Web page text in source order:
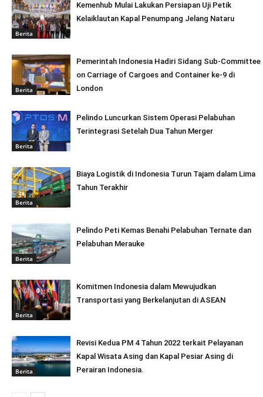
Berita
Kemenhub Mulai Lakukan Persiapan Uji Petik
Kelaiklautan Kapal Penumpang Jelang Nataru
Berita
Pemerintah Indonesia Hadiri Sidang Sub-Committee
on Carriage of Cargoes and Container ke-9 di
London
Berita
Pelindo Luncurkan Sistem Operasi Pelabuhan
Terintegrasi Setelah Dua Tahun Merger
Berita
Biaya Logistik di Indonesia Turun Tajam dalam Lima
Tahun Terakhir
Berita
Pelindo Peti Kemas Benahi Pelabuhan Ternate dan
Pelabuhan Merauke
Berita
Komitmen Indonesia dalam Mewujudkan
Transportasi yang Berkelanjutan di ASEAN
Berita
Revisi Kedua PM 4 Tahun 2022 terkait Pelayanan
Kapal Wisata Asing dan Kapal Pesiar Asing di
Perairan Indonesia.